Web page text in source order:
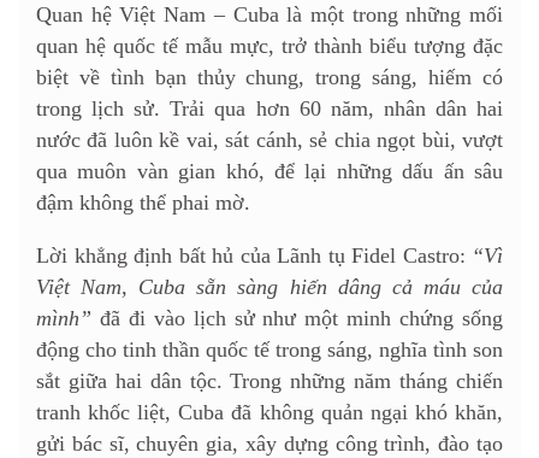
Quan hệ Việt Nam – Cuba là một trong những mối
quan hệ quốc tế mẫu mực, trở thành biểu tượng đặc
biệt về tình bạn thủy chung, trong sáng, hiếm có
trong lịch sử. Trải qua hơn 60 năm, nhân dân hai
nước đã luôn kề vai, sát cánh, sẻ chia ngọt bùi, vượt
qua muôn vàn gian khó, để lại những dấu ấn sâu
đậm không thể phai mờ.
Lời khẳng định bất hủ của Lãnh tụ Fidel Castro: “Vì
Việt Nam, Cuba sẵn sàng hiến dâng cả máu của
mình” đã đi vào lịch sử như một minh chứng sống
động cho tinh thần quốc tế trong sáng, nghĩa tình son
sắt giữa hai dân tộc. Trong những năm tháng chiến
tranh khốc liệt, Cuba đã không quản ngại khó khăn,
gửi bác sĩ, chuyên gia, xây dựng công trình, đào tạo